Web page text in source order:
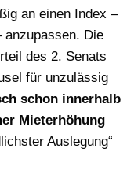
an einen Index –
anzupassen. Die
des 2. Senats
für unzulässig
schon innerhalb
Mieterhöhung
Auslegung“